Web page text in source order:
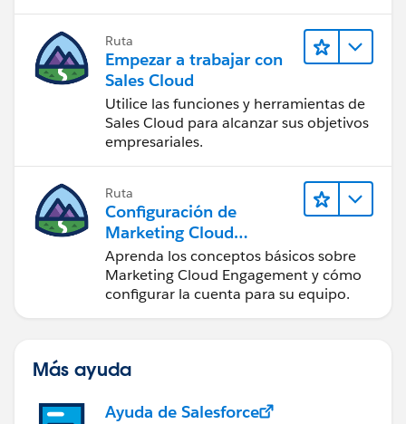
Ruta
Empezar a trabajar con
Sales Cloud
Utilice las funciones y herramientas de
Sales Cloud para alcanzar sus objetivos
empresariales.
Ruta
Configuración de
Marketing Cloud
Engagement
Aprenda los conceptos básicos sobre
Marketing Cloud Engagement y cómo
configurar la cuenta para su equipo.
Más ayuda
Ayuda de Salesforce